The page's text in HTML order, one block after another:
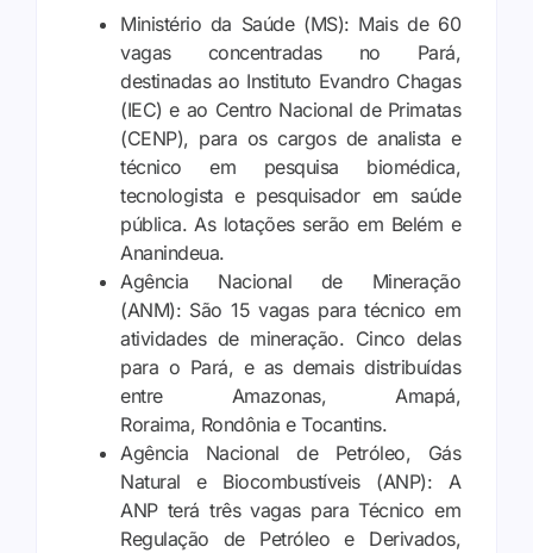
Ministério da Saúde (MS): Mais de 60
vagas concentradas no Pará,
destinadas ao Instituto Evandro Chagas
(IEC) e ao Centro Nacional de Primatas
(CENP), para os cargos de analista e
técnico em pesquisa biomédica,
tecnologista e pesquisador em saúde
pública. As lotações serão em Belém e
Ananindeua.
Agência Nacional de Mineração
(ANM): São 15 vagas para técnico em
atividades de mineração. Cinco delas
para o Pará, e as demais distribuídas
entre Amazonas, Amapá,
Roraima, Rondônia e Tocantins.
Agência Nacional de Petróleo, Gás
Natural e Biocombustíveis (ANP): A
ANP terá três vagas para Técnico em
Regulação de Petróleo e Derivados,